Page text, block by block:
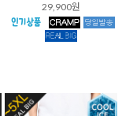
29,900원